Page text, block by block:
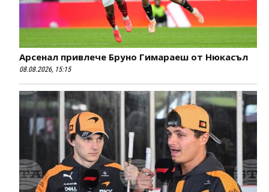
Арсенал привлече Бруно Гимараеш от Нюкасъл
08.08.2026, 15:15